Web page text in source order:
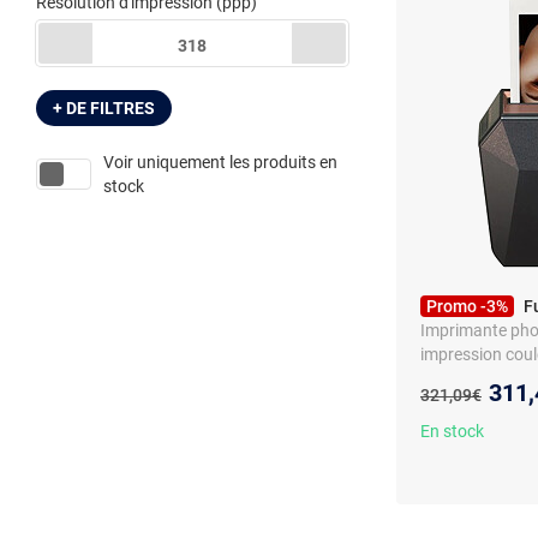
318
+ DE FILTRES
Voir uniquement les produits en
stock
Promo -3%
Imprimante
impression
Ancien prix :
321,09€
En stock